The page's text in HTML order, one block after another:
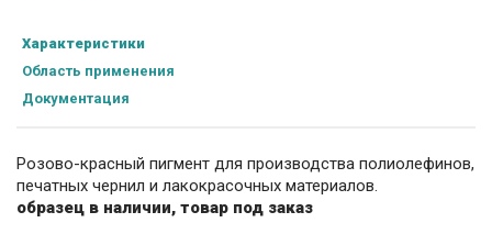
Характеристики
Область применения
Документация
Розово-красный пигмент для производства полиолефинов,
печатных чернил и лакокрасочных материалов.
образец в наличии, товар под заказ